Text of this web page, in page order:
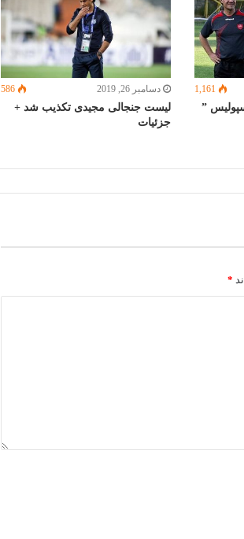
1,161
”
دسامبر 26, 2019 586
لیست جنجالی مجیدی تکذیب شد +
جزئیات
*